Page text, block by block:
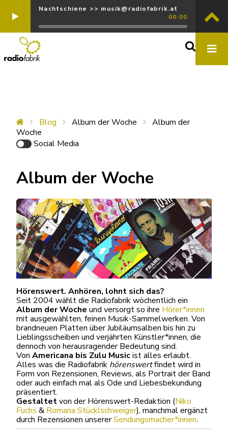
Nachtschiene >> musik@radiofabrik.at
00:00
Blog Album der Woche
Album der
Woche
Social Media
Album der Woche
Hörenswert. Anhören, lohnt sich das?
Seit 2004 wählt die Radiofabrik wöchentlich ein
Album der Woche und versorgt so ihre Hörer*innen
mit ausgewählten, feinen Musik-Sammelwerken. Von
brandneuen Platten über Jubiläumsalben bis hin zu
Lieblingsscheiben und verjährten Künstler*innen, die
dennoch von herausragender Bedeutung sind.
Von Americana bis Zulu Musicist alles erlaubt.
Alles was die Radiofabrik hörenswertfindet wird in
Form von Rezensionen, Reviews, als Portrait der Band
oder auch einfach mal als Ode und Liebesbekundung
präsentiert.
Gestaltetvon der Hörenswert-Redaktion (Niko
Fuchs & Romana Stücklschweiger), manchmal ergänzt
durch Rezensionen unsererSendungsmacher*innen.